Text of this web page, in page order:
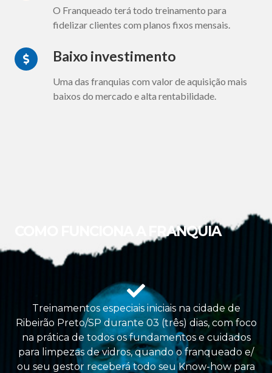
O Franqueado terá todo treinamento para
fidelizar clientes com planos fixos mensais.
Baixo investimento
Uma das franquias com valor de aquisição mais
baixos do mercado e alta rentabilidade.
COMO FUNCIONA A FRANQUIA
Treinamentos especiais iniciais na cidade de
Ribeirão Preto/SP durante 03 (três) dias, com foco
na prática de todos os fundamentos e cuidados
para limpezas de vidros, quando o franqueado e/
ou seu gestor receberá todo seu Know-how para